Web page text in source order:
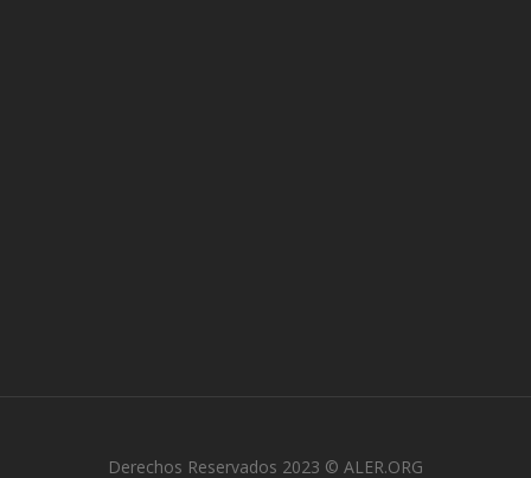
Derechos Reservados 2023 © ALER.ORG